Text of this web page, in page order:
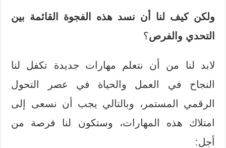
ولكن كيف لنا أن نسد هذه الفجوة القائمة بين
التحدي والفرص؟
لابد لنا من أن نتعلم مهارات جديدة تكفل لنا
النجاح في العمل والحياة في عصر التحول
الرقمي المستمر، وبالتالي يجب أن نسعى إلى
امتلاك هذه المهارات، وستكون لنا فرصة من
أجل: